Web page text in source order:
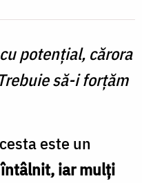
potenţial, cărora
să-i forţăm
este un
iar mulţi